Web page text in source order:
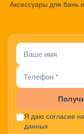
Аксессуары для бань
Я даю согласие
данных